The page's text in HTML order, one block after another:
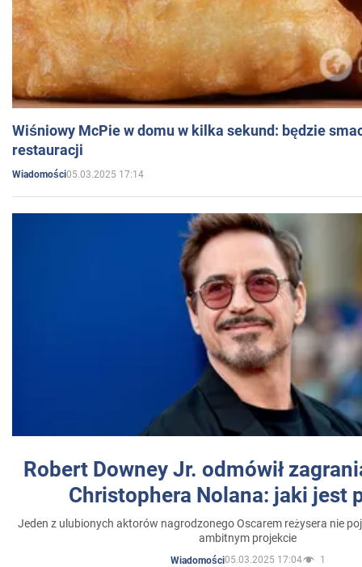
Wiśniowy McPie w domu w kilka sekund: będzie
restauracji
Wiadomości05.03.2025 17:14
Robert Downey Jr. odmówił
Christophera Nolana: jaki jest
Jeden z ulubionych aktorów nagrodzonego Oscarem reżysera nie
ambitnym projekcie
Wiadomości05.03.2025 17:04 1